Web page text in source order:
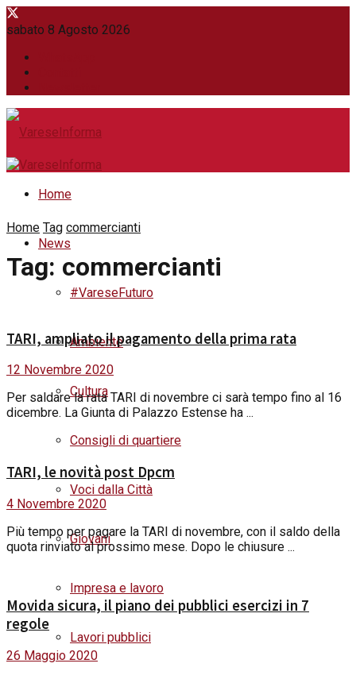
sabato 8 Agosto 2026
Home
News
#VareseFuturo
Ambiente
Cultura
Consigli di quartiere
Voci dalla Città
Giovani
Impresa e lavoro
Lavori pubblici
Home Tag commercianti
Tag: commercianti
TARI, ampliato il pagamento della prima rata
12 Novembre 2020
Per saldare la rata TARI di novembre ci sarà tempo fino al 16
dicembre. La Giunta di Palazzo Estense ha ...
TARI, le novità post Dpcm
4 Novembre 2020
Più tempo per pagare la TARI di novembre, con il saldo della
quota rinviato al prossimo mese. Dopo le chiusure ...
Movida sicura, il piano dei pubblici esercizi in 7
regole
26 Maggio 2020